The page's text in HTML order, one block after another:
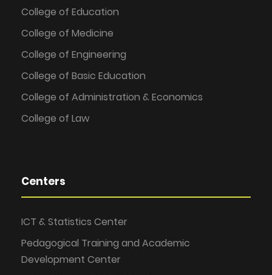
College of Education
College of Medicine
College of Engineering
College of Basic Education
College of Administration & Economics
College of Law
Centers
ICT & Statistics Center
Pedagogical Training and Academic
Development Center